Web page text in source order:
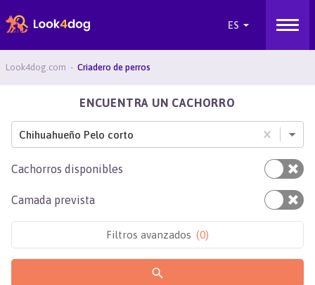
Look4dog.com Criadero de perros
ENCUENTRA UN CACHORRO
Chihuahueño Pelo corto
Cachorros disponibles
Camada prevista
Filtros avanzados (0)